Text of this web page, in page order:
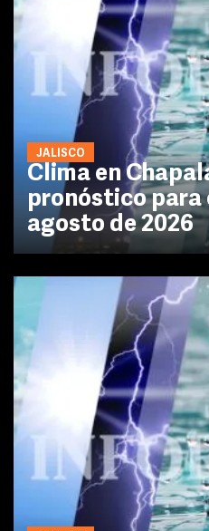
JALISCO
Clima en
pronóstico para
agosto de 2026